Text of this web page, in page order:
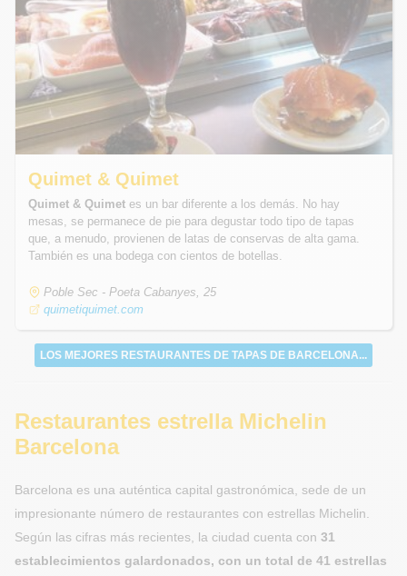
Quimet & Quimet
Quimet & Quimet es un bar diferente a los demás. No hay
mesas, se permanece de pie para degustar todo tipo de tapas
que, a menudo, provienen de latas de conservas de alta gama.
También es una bodega con cientos de botellas.
Poble Sec - Poeta Cabanyes, 25
quimetiquimet.com
LOS MEJORES RESTAURANTES DE TAPAS DE BARCELONA...
Restaurantes estrella Michelin
Barcelona
Barcelona es una auténtica capital gastronómica, sede de un
impresionante número de restaurantes con estrellas Michelin.
Según las cifras más recientes, la ciudad cuenta con 31
establecimientos galardonados, con un total de 41 estrellas